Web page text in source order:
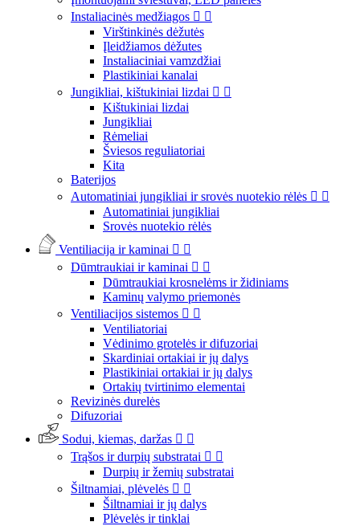
Instaliacinės medžiagos  
Virštinkinės dėžutės
Įleidžiamos dėžutes
Instaliaciniai vamzdžiai
Plastikiniai kanalai
Jungikliai, kištukiniai lizdai  
Kištukiniai lizdai
Jungikliai
Rėmeliai
Šviesos reguliatoriai
Kita
Baterijos
Automatiniai jungikliai ir srovės nuotekio rėlės  
Automatiniai jungikliai
Srovės nuotekio rėlės
Ventiliacija ir kaminai  
Dūmtraukiai ir kaminai  
Dūmtraukiai krosnelėms ir židiniams
Kaminų valymo priemonės
Ventiliacijos sistemos  
Ventiliatoriai
Vėdinimo grotelės ir difuzoriai
Skardiniai ortakiai ir jų dalys
Plastikiniai ortakiai ir jų dalys
Ortakių tvirtinimo elementai
Revizinės durelės
Difuzoriai
Sodui, kiemas, daržas  
Trąšos ir durpių substratai  
Durpių ir žemių substratai
Šiltnamiai, plėvelės  
Šiltnamiai ir jų dalys
Plėvelės ir tinklai